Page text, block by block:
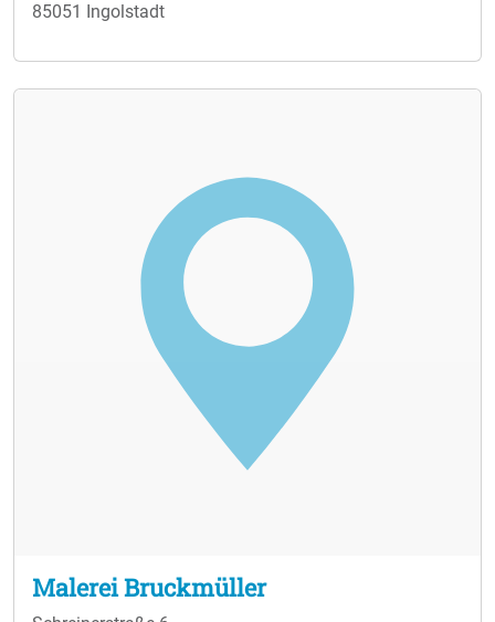
85051 Ingolstadt
Malerei Bruckmüller